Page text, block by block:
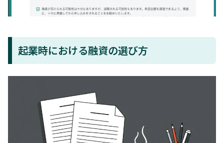
起業時における融資の選び方